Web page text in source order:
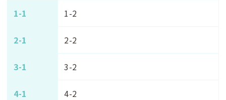
1-1 1-2
2-1 2-2
3-1 3-2
4-1 4-2